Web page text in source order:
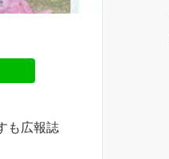
も広報誌